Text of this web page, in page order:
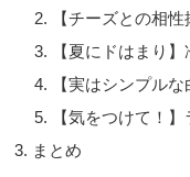
【チーズとの相
【夏にドはまり
【実はシンプル
【気をつけて！
まとめ